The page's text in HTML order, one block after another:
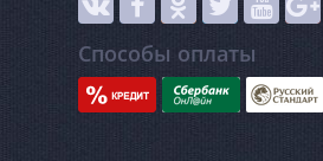
Способы оплаты